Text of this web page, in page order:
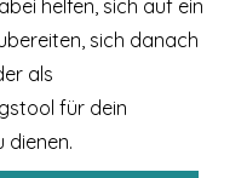
helfen, sich auf ein
sich danach
als
für dein
dienen.